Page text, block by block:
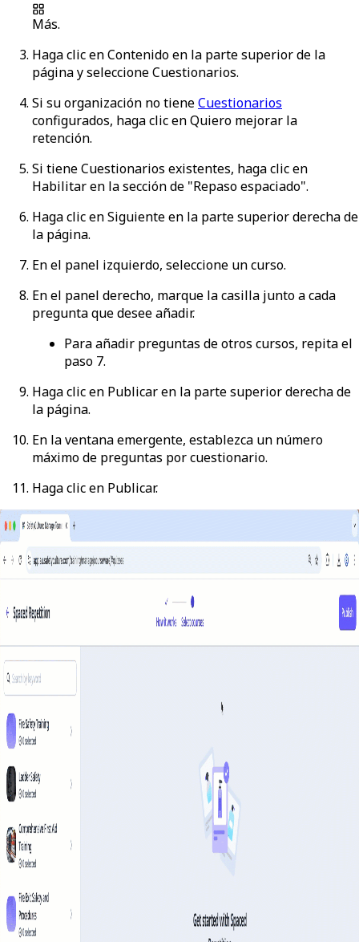
Más.
Haga clic enContenidoen la parte superior de la
página y seleccioneCuestionarios.
Si su organización no tieneCuestionarios
configurados, haga clic enQuiero mejorar la
retención.
Si tiene Cuestionarios existentes, haga clic en
Habilitaren la sección de "Repaso espaciado".
Haga clic enSiguienteen la parte superior derecha de
la página.
En el panel izquierdo, seleccione un curso.
En el panel derecho, marque la casilla junto a cada
pregunta que desee añadir.
Para añadir preguntas de otros cursos, repita el
paso 7.
Haga clic en Publicaren la parte superior derecha de
la página.
En la ventana emergente, establezca un número
máximo de preguntas por cuestionario.
Haga clic en Publicar.